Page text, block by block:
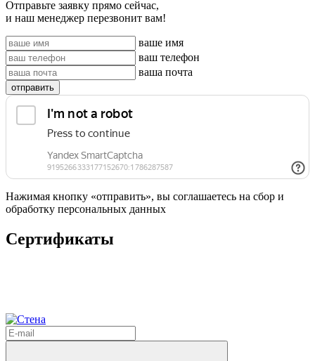
Отправьте заявку прямо сейчас,
и наш менеджер перезвонит вам!
ваше имя
ваш телефон
ваша почта
отправить
Нажимая кнопку «отправить», вы соглашаетесь на сбор и
обработку персональных данных
Сертификаты